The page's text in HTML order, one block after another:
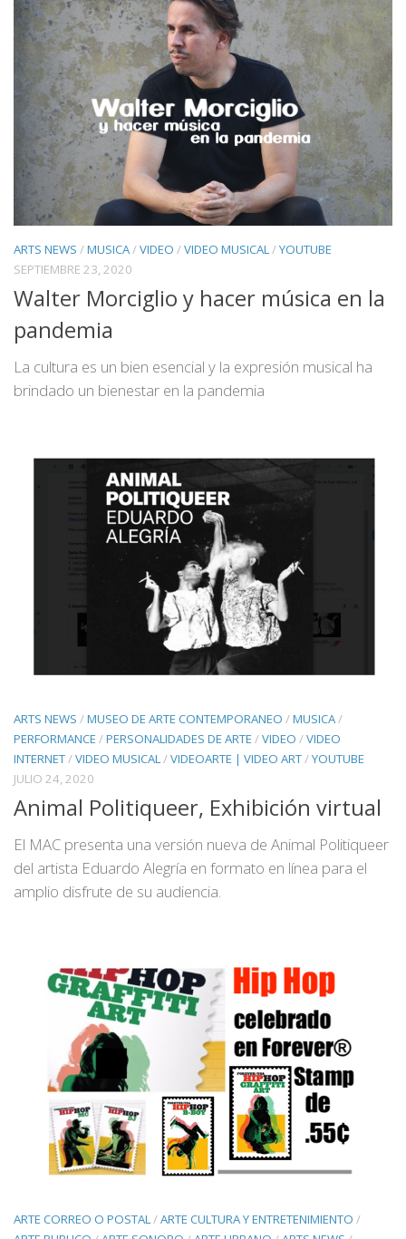
ARTS NEWS /MUSICA/VIDEO /VIDEO MUSICAL/YOUTUBE
SEPTIEMBRE 23, 2020
Walter Morciglio y hacer música en la
pandemia
La cultura es un bien esencial y la expresión musical ha
brindado un bienestar en la pandemia
ARTS NEWS /MUSEO DE ARTE CONTEMPORANEO /MUSICA/
PERFORMANCE /PERSONALIDADES DE ARTE /VIDEO /VIDEO
INTERNET/VIDEO MUSICAL/VIDEOARTE | VIDEO ART/YOUTUBE
JULIO 24, 2020
Animal Politiqueer, Exhibición virtual
El MAC presenta una versión nueva de Animal Politiqueer
del artista Eduardo Alegría en formato en línea para el
amplio disfrute de su audiencia.
ARTE CORREO O POSTAL/ARTE CULTURA Y ENTRETENIMIENTO /